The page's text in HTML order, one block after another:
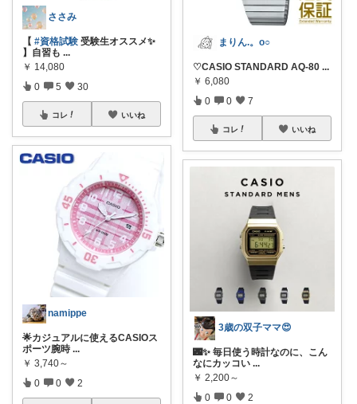
ささみ
【 #資格試験 受験生オススメ✨
】自習も ...
￥ 14,080
0 5 30
コレ いいね
namippe
🌟カジュアルに使えるCASIOス
ポーツ腕時 ...
￥ 3,740～
0 0 2
まりん.。o○
♡CASIO STANDARD AQ-80 ...
￥ 6,080
0 0 7
コレ いいね
3歳の双子ママ😍
🌃✨ 毎日使う時計なのに、こん
なにカッコい ...
￥ 2,200～
0 0 2